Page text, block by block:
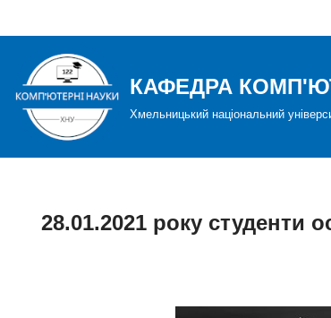
до
вмісту
КАФЕДРА
Хмельницький національний
28.01.2021 року студенти